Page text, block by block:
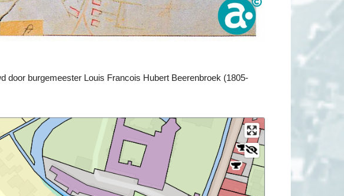
door burgemeester Louis Francois Hubert Beerenbroek (1805-